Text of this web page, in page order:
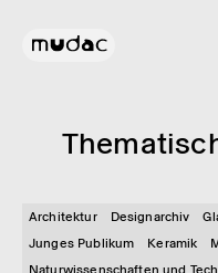
Architektur Designarchiv
Junges Publikum
Keramik
Naturwissenschaften und